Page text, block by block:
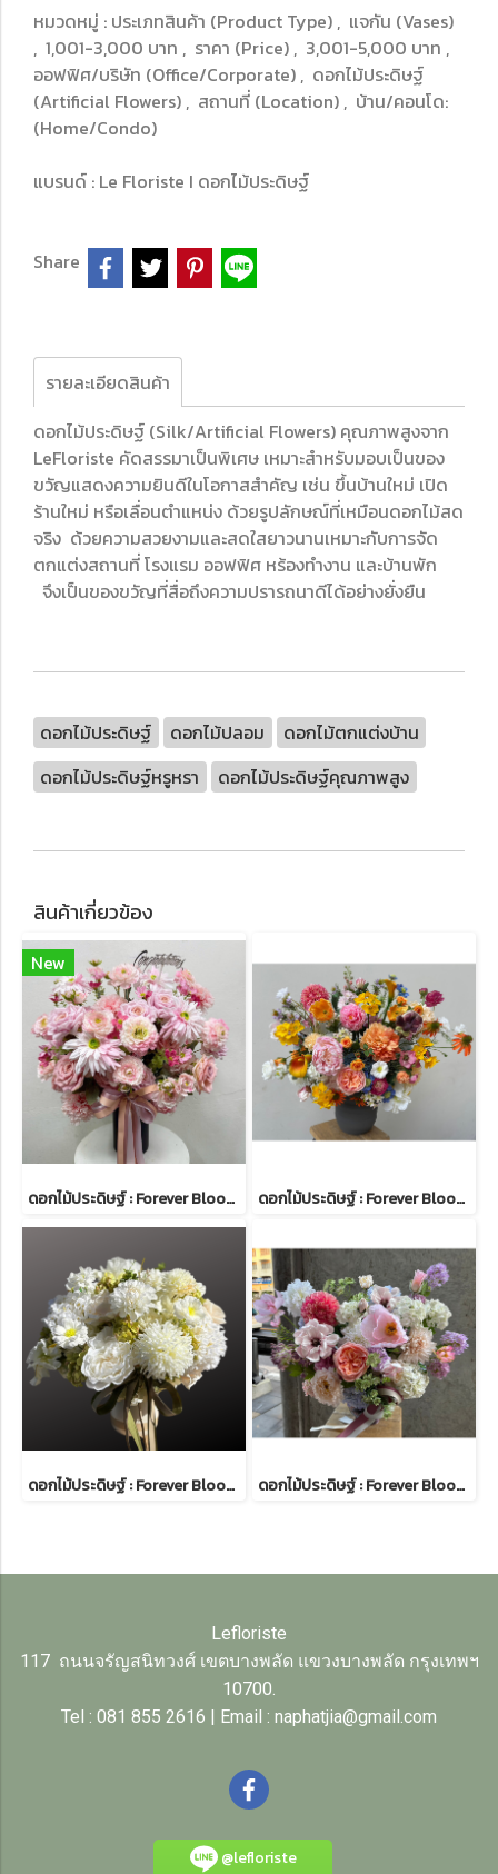
หมวดหมู่ : ประเภทสินค้า (Product Type) , แจกัน (Vases)
, 1,001-3,000 บาท , ราคา (Price) , 3,001-5,000 บาท ,
ออฟฟิศ/บริษัท (Office/Corporate) , ดอกไม้ประดิษฐ์
(Artificial Flowers) , สถานที่ (Location) , บ้าน/คอนโด:
(Home/Condo)
แบรนด์ : Le Floriste I ดอกไม้ประดิษฐ์
Share
รายละเอียดสินค้า
ดอกไม้ประดิษฐ์ (Silk/Artificial Flowers) คุณภาพสูงจาก
LeFloriste คัดสรรมาเป็นพิเศษ เหมาะสำหรับมอบเป็นของ
ขวัญแสดงความยินดีในโอกาสสำคัญ เช่น ขึ้นบ้านใหม่ เปิด
ร้านใหม่ หรือเลื่อนตำแหน่ง ด้วยรูปลักษณ์ที่เหมือนดอกไม้สด
จริง ด้วยความสวยงามและสดใสยาวนานเหมาะกับการจัด
ตกแต่งสถานที่ โรงแรม ออฟฟิศ หร้องทำงาน และบ้านพัก
จึงเป็นของขวัญที่สื่อถึงความปรารถนาดีได้อย่างยั่งยืน
ดอกไม้ประดิษฐ์ ดอกไม้ปลอม
ดอกไม้ตกแต่งบ้าน
ดอกไม้ประดิษฐ์หรูหรา
ดอกไม้ประดิษฐ์คุณภาพสูง
สินค้าเกี่ยวข้อง
New
ดอกไม้ประดิษฐ์ : Forever Bloom 37 | ดอกไม้ปลอมคุณภาพสูง ดอกไม้ประดิษฐ์ : Forever Bloom 36 | ดอกไม้ปลอมคุณภาพสูง
ดอกไม้ประดิษฐ์ : Forever Bloom 38 | ดอกไม้ปลอมคุณภาพสูง ดอกไม้ประดิษฐ์ : Forever Bloom 35 | ดอกไม้ปลอมคุณภาพสูง
Lefloriste
117 ถนนจรัญสนิทวงศ์ เขตบางพลัด แขวงบางพลัด กรุงเทพฯ
10700.
Tel : 081 855 2616 | Email : naphatjia@gmail.com
@lefloriste